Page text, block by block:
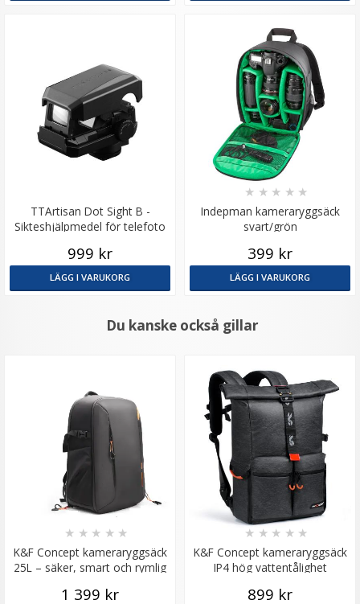
TTArtisan Dot Sight B -
Sikteshjälpmedel för telefoto
999 kr
LÄGG I VARUKORG
Indepman kameraryggsäck
svart/grön
★ ★ ★ ★ ★
399 kr
LÄGG I VARUKORG
Du kanske också gillar
K&F Concept kameraryggsäck
25L – säker, smart och rymlig
★ ★ ★ ★ ★
1 399 kr
K&F Concept kameraryggsäck
IP4 hög vattentålighet
★ ★ ★ ★ ★
899 kr